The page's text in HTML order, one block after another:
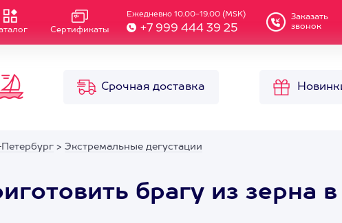
Сертификаты
Ежедневно 10.00-19.00 (MSK)
+7 999 444 39 25
Заказать
звонок
Срочная доставка
> Экстремальные дегустации
брагу из зерна